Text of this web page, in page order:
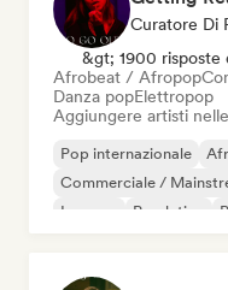
Curatore Di
&gt; 1900 risposte
Afrobeat / Afropop
Danza popElettropop
Aggiungere artisti
Pop internazionale
Commerciale /
Iperpop
Pop latino